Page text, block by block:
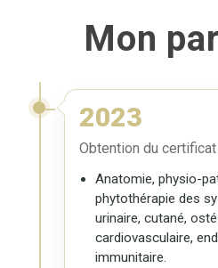
Mon
2023
Obtention du certificat
Anatomie, physio-
phytothérapie des
urinaire, cutané,
cardiovasculaire,
immunitaire.